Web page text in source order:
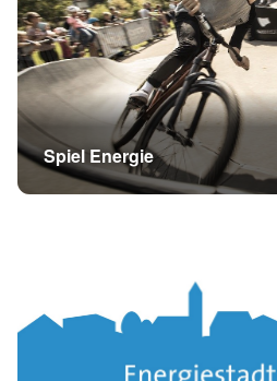
Spiel Energie